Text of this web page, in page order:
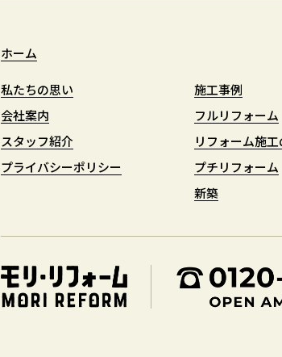
ホーム
ホーム
私たちの思い
私たちの思い
会社案内
会社案内
スタッフ紹介
スタッフ紹介
プライバシーポリシー
プライバシーポリシー
施工事例
施工事例
フルリフォーム
フルリフォーム
リフォーム施
リフォーム施
プチリフォーム
プチリフォーム
新築
新築